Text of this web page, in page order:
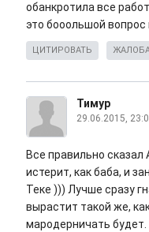
обанкротила все
это бооольшой вопрос
ЦИТИРОВАТЬ
Тимур
29.06.2015,
Все правильно сказал
истерит, как баба, и
Теке ))) Лучше сразу
вырастит такой же,
мародерничать